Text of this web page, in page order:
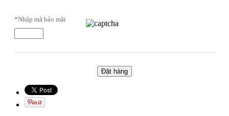
*Nhập mã bảo mật